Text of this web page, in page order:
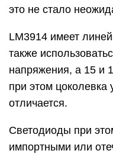
это не стало
LM3914 имеет
также
напряжения, а 15 и
при этом цоколевка
отличается.
Светодиоды при
импортными или